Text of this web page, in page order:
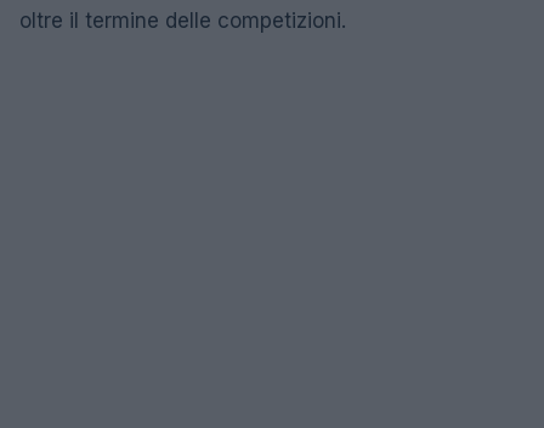
oltre il termine delle competizioni.